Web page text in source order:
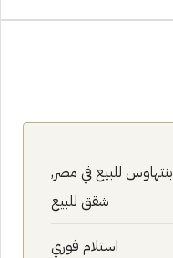
بنتهاوس للبيع في مصر,
شقق للبيع
استلام فوري